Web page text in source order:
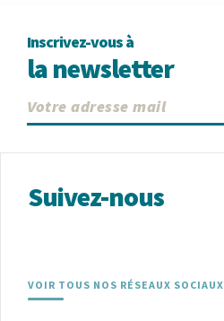
Inscrivez-vous à
la newsletter
Suivez-nous
VOIR TOUS NOS RÉSEAUX SOCIAUX